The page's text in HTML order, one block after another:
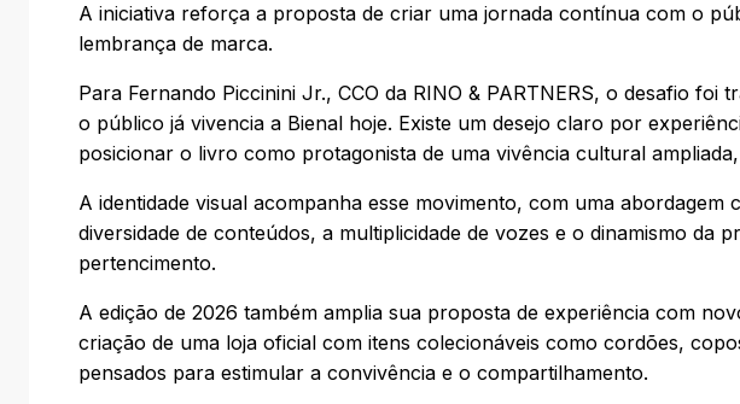
A iniciativa reforça a proposta de criar uma jornada contínua com o
lembrança de marca.
Para Fernando Piccinini Jr., CCO da RINO & PARTNERS, o desafio
o público já vivencia a Bienal hoje. Existe um desejo claro por
posicionar o livro como protagonista de uma vivência cultural
A identidade visual acompanha esse movimento, com uma
diversidade de conteúdos, a multiplicidade de vozes e o dinamismo
pertencimento.
A edição de 2026 também amplia sua proposta de experiência com
criação de uma loja oficial com itens colecionáveis como cordões,
pensados para estimular a convivência e o compartilhamento.